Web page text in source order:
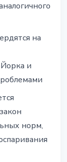
на
и
норм,